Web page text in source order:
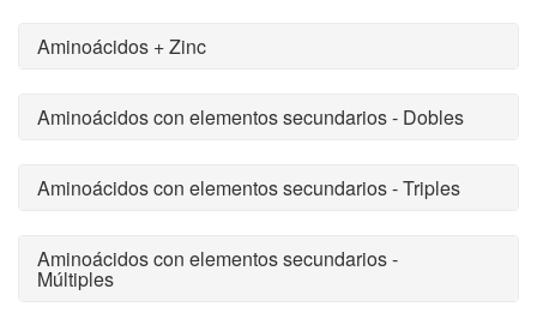
Aminoácidos + Zinc
Aminoácidos con elementos secundarios - Dobles
Aminoácidos con elementos secundarios - Triples
Aminoácidos con elementos secundarios -
Múltiples